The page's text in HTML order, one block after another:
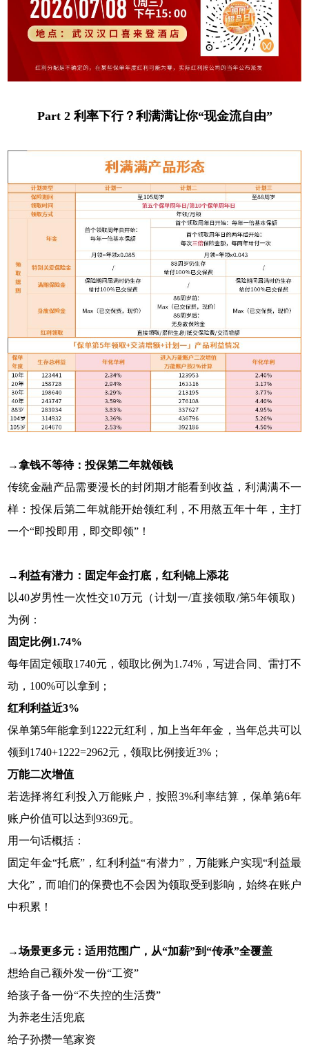
Part 2 利率下行？利满满让你“现金流自由”
→拿钱不等待：投保第二年就领钱
传统金融产品需要漫长的封闭期才能看到收益，利满满不一
样：投保后第二年就能开始领红利，不用熬五年十年，主打
一个“即投即用，即交即领”！
→利益有潜力：固定年金打底，红利锦上添花
以40岁男性一次性交10万元（计划一/直接领取/第5年领取）
为例：
固定比例1.74%
每年固定领取1740元，领取比例为1.74%，写进合同、雷打不
动，100%可以拿到；
红利利益近3%
保单第5年能拿到1222元红利，加上当年年金，当年总共可以
领到1740+1222=2962元，领取比例接近3%；
万能二次增值
若选择将红利投入万能账户，按照3%利率结算，保单第6年
账户价值可以达到9369元。
用一句话概括：
固定年金“托底”，红利利益“有潜力”，万能账户实现“利益最
大化”，而咱们的保费也不会因为领取受到影响，始终在账户
中积累！
→场景更多元：适用范围广，从“加薪”到“传承”全覆盖
想给自己额外发一份“工资”
给孩子备一份“不失控的生活费”
为养老生活兜底
给子孙攒一笔家资